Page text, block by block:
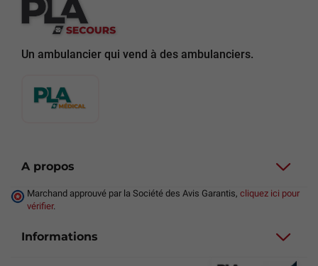
Un ambulancier qui vend à des ambulanciers.
A propos
Marchand approuvé par la Société des Avis Garantis, cliquez ici pour
vérifier.
Informations